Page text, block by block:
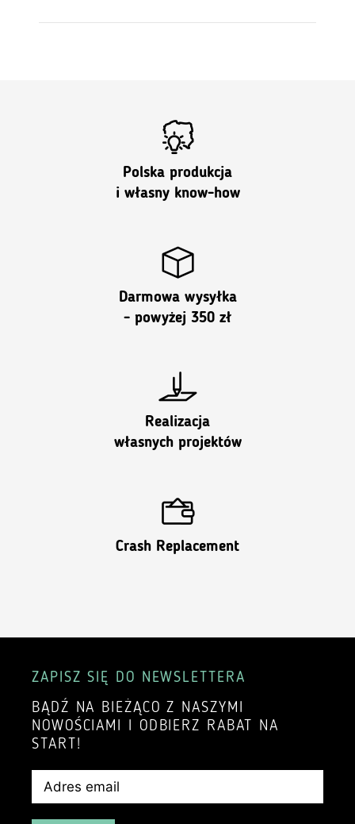
Polska produkcja
i własny know-how
Darmowa wysyłka
- powyżej 350 zł
Realizacja
własnych projektów
Crash Replacement
ZAPISZ SIĘ DO NEWSLETTERA
BĄDŹ NA BIEŻĄCO Z NASZYMI
NOWOŚCIAMI I ODBIERZ RABAT NA
START!